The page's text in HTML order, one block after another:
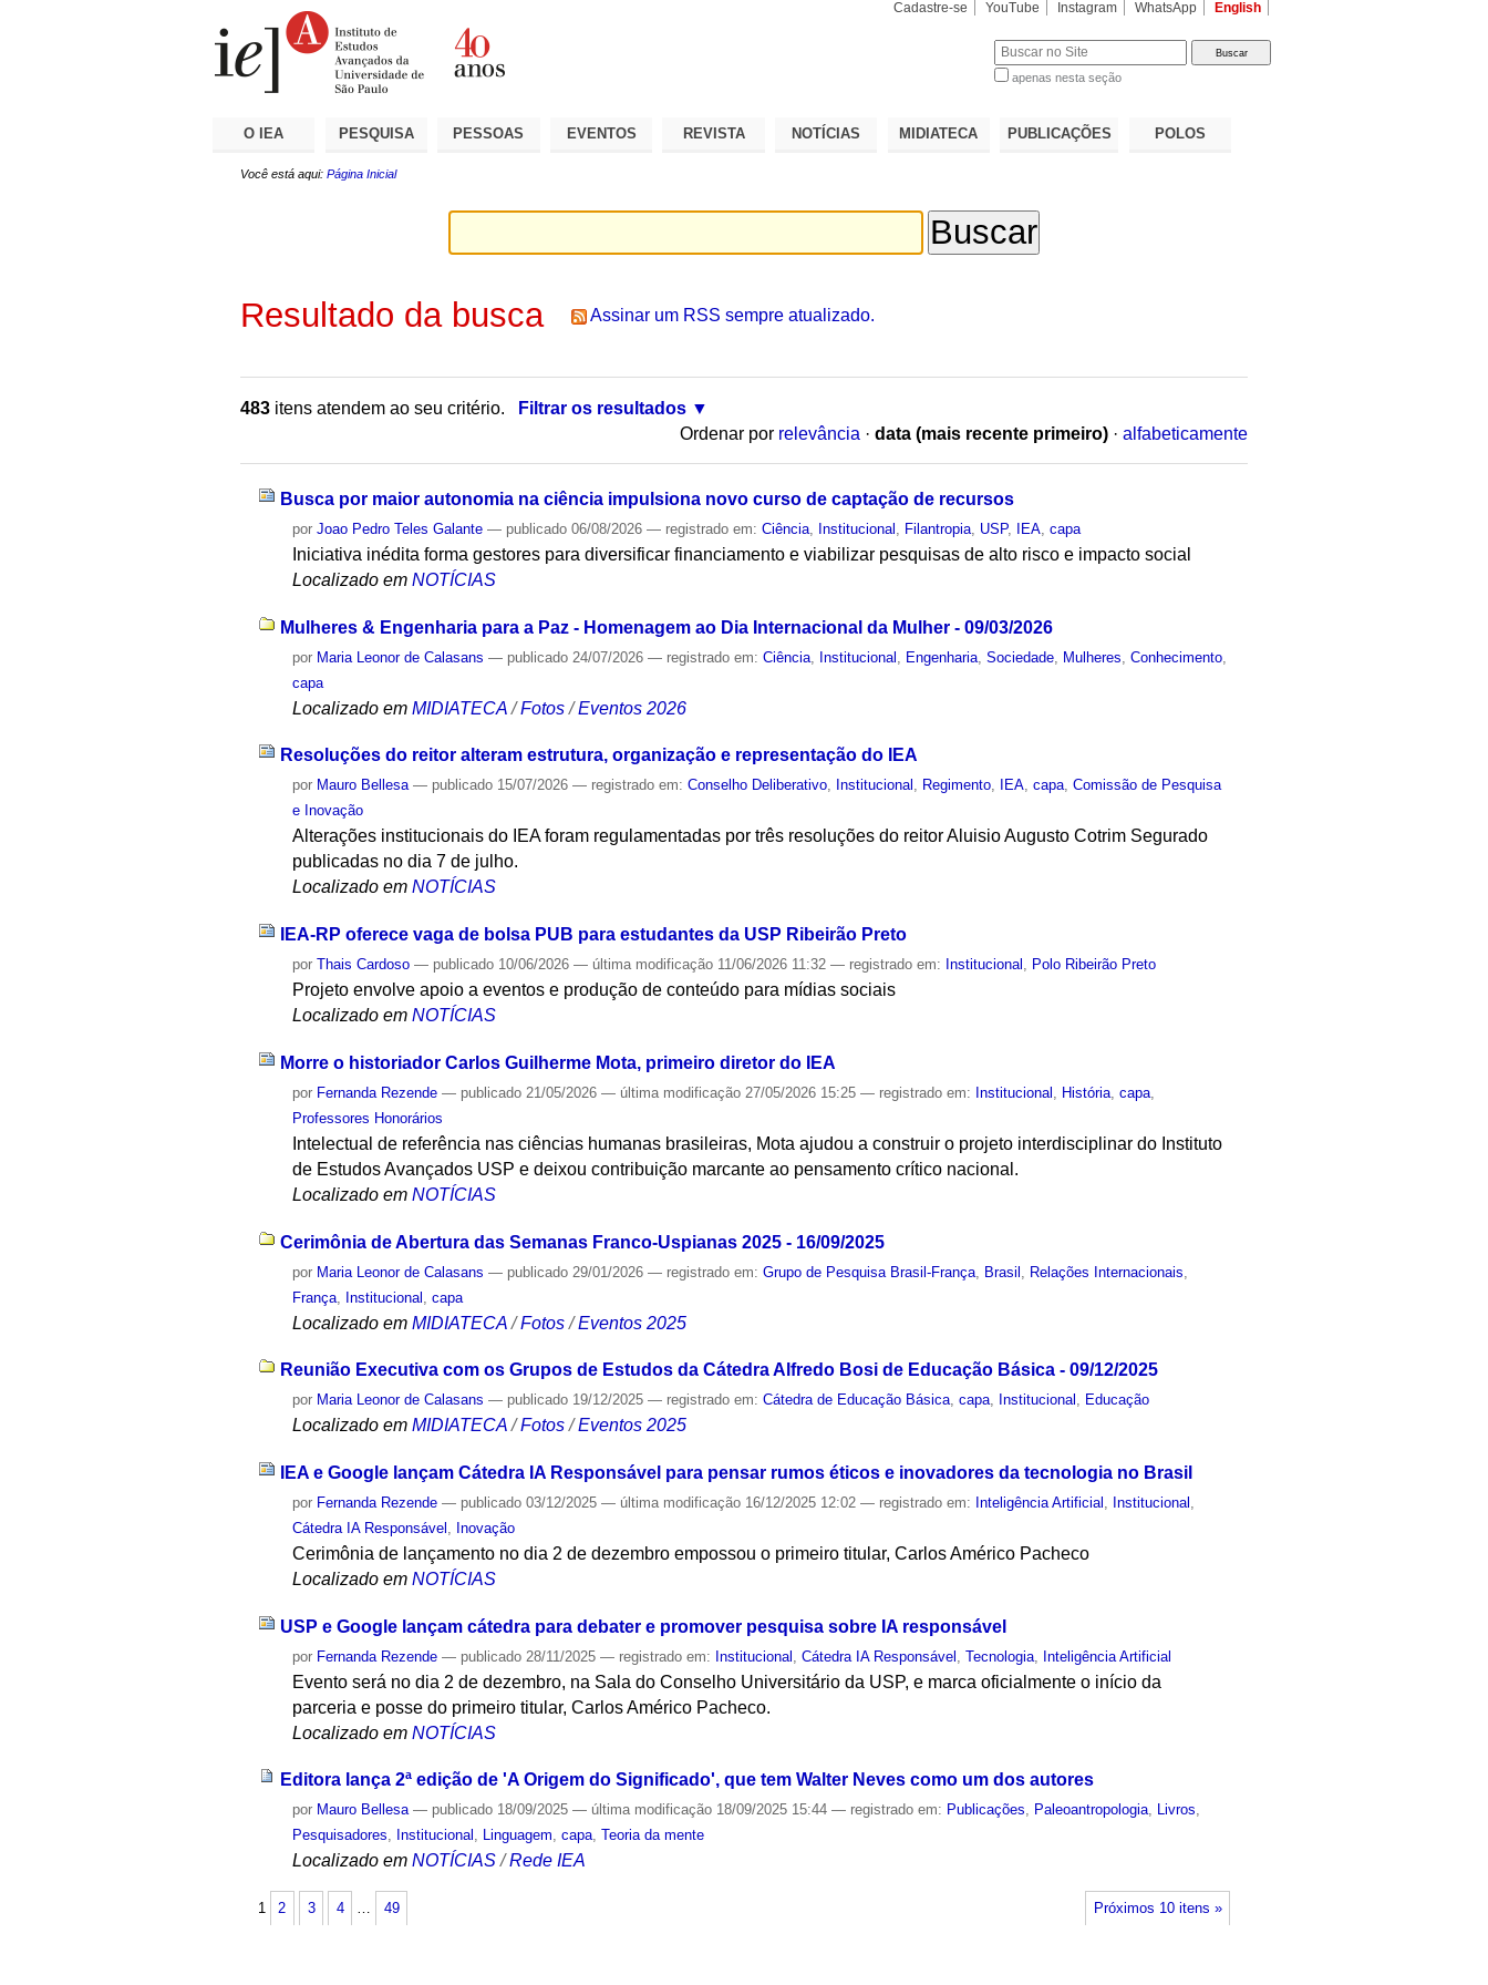
Cadastre-se YouTube Instagram WhatsApp English
apenas nesta seção
O IEA PESQUISA PESSOAS EVENTOS REVISTA NOTÍCIAS MIDIATECA PUBLICAÇÕES POLOS
Você está aqui: Página Inicial
Resultado da busca Assinar um RSS sempre atualizado.
483 itens atendem ao seu critério.
Filtrar os resultados
Ordenar por relevância · data (mais recente primeiro) · alfabeticamente
Busca por maior autonomia na ciência impulsiona novo curso de captação de recursos
porJoao Pedro Teles Galante — publicado 06/08/2026— registrado em:Ciência Institucional Filantropia USP, IEA ,capa
Iniciativa inédita forma gestores para diversificar financiamento e viabilizar pesquisas de alto risco e impacto social
Localizado em NOTÍCIAS
Mulheres & Engenharia para a Paz - Homenagem ao Dia Internacional da Mulher - 09/03/2026
por Maria Leonor de Calasans — publicado 24/07/2026— registrado em:Ciência Institucional Engenharia ,Sociedade Mulheres ,Conhecimento
capa
Localizado em MIDIATECA /Fotos /Eventos 2026
Resoluções do reitor alteram estrutura, organização e representação do IEA
por Mauro Bellesa — publicado 15/07/2026— registrado em:Conselho Deliberativo, Institucional , Regimento, IEA,capa,Comissão de Pesquisa
e Inovação
Alterações institucionais do IEA foram regulamentadas por três resoluções do reitor Aluisio Augusto Cotrim Segurado
publicadas no dia 7 de julho.
Localizado em NOTÍCIAS
IEA-RP oferece vaga de bolsa PUB para estudantes da USP Ribeirão Preto
porThais Cardoso — publicado 10/06/2026— última modificação 11/06/2026 11:32— registrado em: Institucional , Polo Ribeirão Preto
Projeto envolve apoio a eventos e produção de conteúdo para mídias sociais
Localizado em NOTÍCIAS
Morre o historiador Carlos Guilherme Mota, primeiro diretor do IEA
por Fernanda Rezende — publicado 21/05/2026— última modificação 27/05/2026 15:25— registrado em: Institucional História ,capa
Professores Honorários
Intelectual de referência nas ciências humanas brasileiras, Mota ajudou a construir o projeto interdisciplinar do Instituto
de Estudos Avançados USP e deixou contribuição marcante ao pensamento crítico nacional.
Localizado em NOTÍCIAS
Cerimônia de Abertura das Semanas Franco-Uspianas 2025 - 16/09/2025
por Maria Leonor de Calasans — publicado 29/01/2026— registrado em:Grupo de Pesquisa Brasil-França Brasil Relações Internacionais
França Institucional ,capa
Localizado em MIDIATECA /Fotos /Eventos 2025
Reunião Executiva com os Grupos de Estudos da Cátedra Alfredo Bosi de Educação Básica - 09/12/2025
por Maria Leonor de Calasans — publicado 19/12/2025— registrado em:Cátedra de Educação Básica,capa, Institucional , Educação
Localizado em MIDIATECA /Fotos /Eventos 2025
IEA e Google lançam Cátedra IA Responsável para pensar rumos éticos e inovadores da tecnologia no Brasil
por Fernanda Rezende — publicado 03/12/2025— última modificação 16/12/2025 12:02— registrado em: Inteligência Artificial Institucional
Cátedra IA Responsável
Inovação
Cerimônia de lançamento no dia 2 de dezembro empossou o primeiro titular, Carlos Américo Pacheco
Localizado em NOTÍCIAS
USP e Google lançam cátedra para debater e promover pesquisa sobre IA responsável
por Fernanda Rezende — publicado 28/11/2025— registrado em: Institucional ,Cátedra IA Responsável ,Tecnologia Inteligência Artificial
Evento será no dia 2 de dezembro, na Sala do Conselho Universitário da USP, e marca oficialmente o início da
parceria e posse do primeiro titular, Carlos Américo Pacheco.
Localizado em NOTÍCIAS
Editora lança 2ª edição de 'A Origem do Significado', que tem Walter Neves como um dos autores
por Mauro Bellesa — publicado 18/09/2025— última modificação 18/09/2025 15:44— registrado em: Publicações, Paleoantropologia, Livros,
Pesquisadores, Institucional , Linguagem,capa,Teoria da mente
Localizado em NOTÍCIAS /Rede IEA
Próximos 10 itens »
1 2 3 4 49